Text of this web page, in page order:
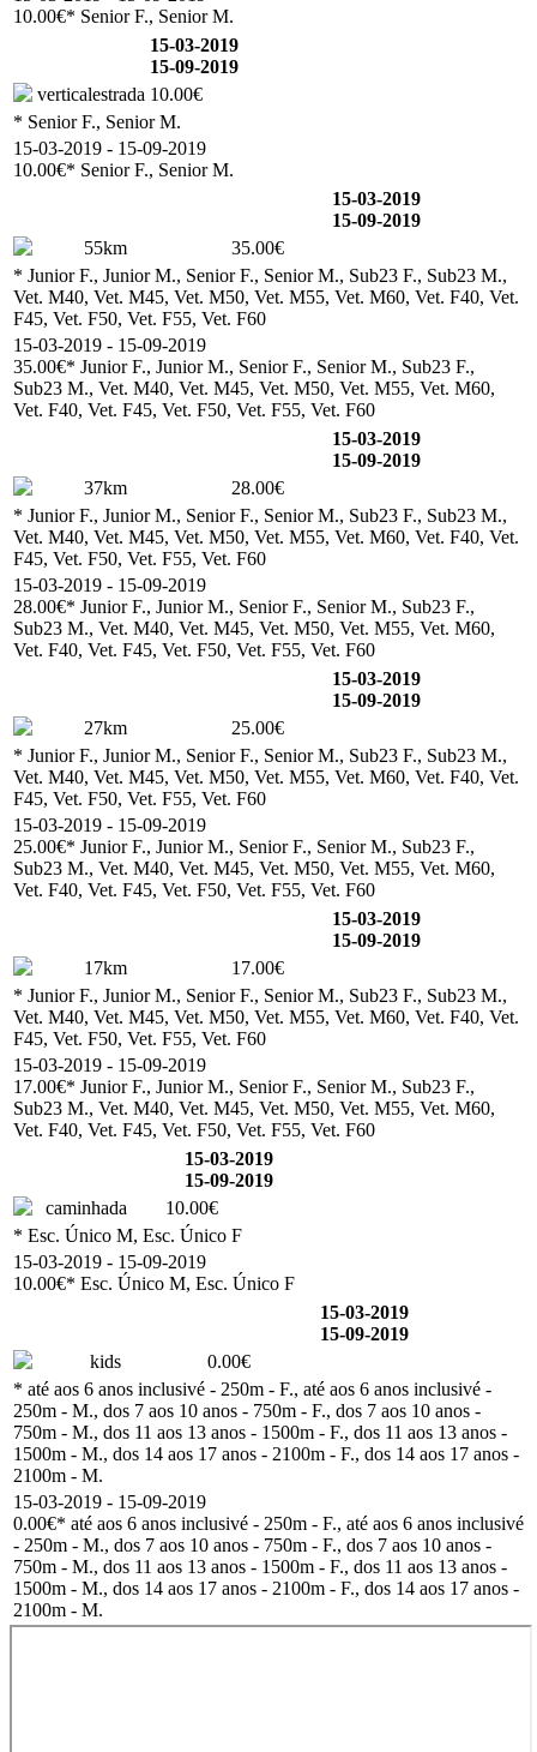
10.00€* Senior F., Senior M.
15-03-2019
15-09-2019
verticalestrada 10.00€
* Senior F., Senior M.
15-03-2019 - 15-09-2019
10.00€* Senior F., Senior M.
15-03-2019
15-09-2019
55km
35.00€
* Junior F., Junior M., Senior F., Senior M., Sub23 F., Sub23 M.,
Vet. M40, Vet. M45, Vet. M50, Vet. M55, Vet. M60, Vet. F40, Vet.
F45, Vet. F50, Vet. F55, Vet. F60
15-03-2019 - 15-09-2019
35.00€* Junior F., Junior M., Senior F., Senior M., Sub23 F.,
Sub23 M., Vet. M40, Vet. M45, Vet. M50, Vet. M55, Vet. M60,
Vet. F40, Vet. F45, Vet. F50, Vet. F55, Vet. F60
15-03-2019
15-09-2019
37km
28.00€
* Junior F., Junior M., Senior F., Senior M., Sub23 F., Sub23 M.,
Vet. M40, Vet. M45, Vet. M50, Vet. M55, Vet. M60, Vet. F40, Vet.
F45, Vet. F50, Vet. F55, Vet. F60
15-03-2019 - 15-09-2019
28.00€* Junior F., Junior M., Senior F., Senior M., Sub23 F.,
Sub23 M., Vet. M40, Vet. M45, Vet. M50, Vet. M55, Vet. M60,
Vet. F40, Vet. F45, Vet. F50, Vet. F55, Vet. F60
15-03-2019
15-09-2019
27km
25.00€
* Junior F., Junior M., Senior F., Senior M., Sub23 F., Sub23 M.,
Vet. M40, Vet. M45, Vet. M50, Vet. M55, Vet. M60, Vet. F40, Vet.
F45, Vet. F50, Vet. F55, Vet. F60
15-03-2019 - 15-09-2019
25.00€* Junior F., Junior M., Senior F., Senior M., Sub23 F.,
Sub23 M., Vet. M40, Vet. M45, Vet. M50, Vet. M55, Vet. M60,
Vet. F40, Vet. F45, Vet. F50, Vet. F55, Vet. F60
15-03-2019
15-09-2019
17km
17.00€
* Junior F., Junior M., Senior F., Senior M., Sub23 F., Sub23 M.,
Vet. M40, Vet. M45, Vet. M50, Vet. M55, Vet. M60, Vet. F40, Vet.
F45, Vet. F50, Vet. F55, Vet. F60
15-03-2019 - 15-09-2019
17.00€* Junior F., Junior M., Senior F., Senior M., Sub23 F.,
Sub23 M., Vet. M40, Vet. M45, Vet. M50, Vet. M55, Vet. M60,
Vet. F40, Vet. F45, Vet. F50, Vet. F55, Vet. F60
15-03-2019
15-09-2019
caminhada
10.00€
* Esc. Único M, Esc. Único F
15-03-2019 - 15-09-2019
10.00€* Esc. Único M, Esc. Único F
15-03-2019
15-09-2019
kids
0.00€
* até aos 6 anos inclusivé - 250m - F., até aos 6 anos inclusivé -
250m - M., dos 7 aos 10 anos - 750m - F., dos 7 aos 10 anos -
750m - M., dos 11 aos 13 anos - 1500m - F., dos 11 aos 13 anos -
1500m - M., dos 14 aos 17 anos - 2100m - F., dos 14 aos 17 anos -
2100m - M.
15-03-2019 - 15-09-2019
0.00€* até aos 6 anos inclusivé - 250m - F., até aos 6 anos inclusivé
- 250m - M., dos 7 aos 10 anos - 750m - F., dos 7 aos 10 anos -
750m - M., dos 11 aos 13 anos - 1500m - F., dos 11 aos 13 anos -
1500m - M., dos 14 aos 17 anos - 2100m - F., dos 14 aos 17 anos -
2100m - M.